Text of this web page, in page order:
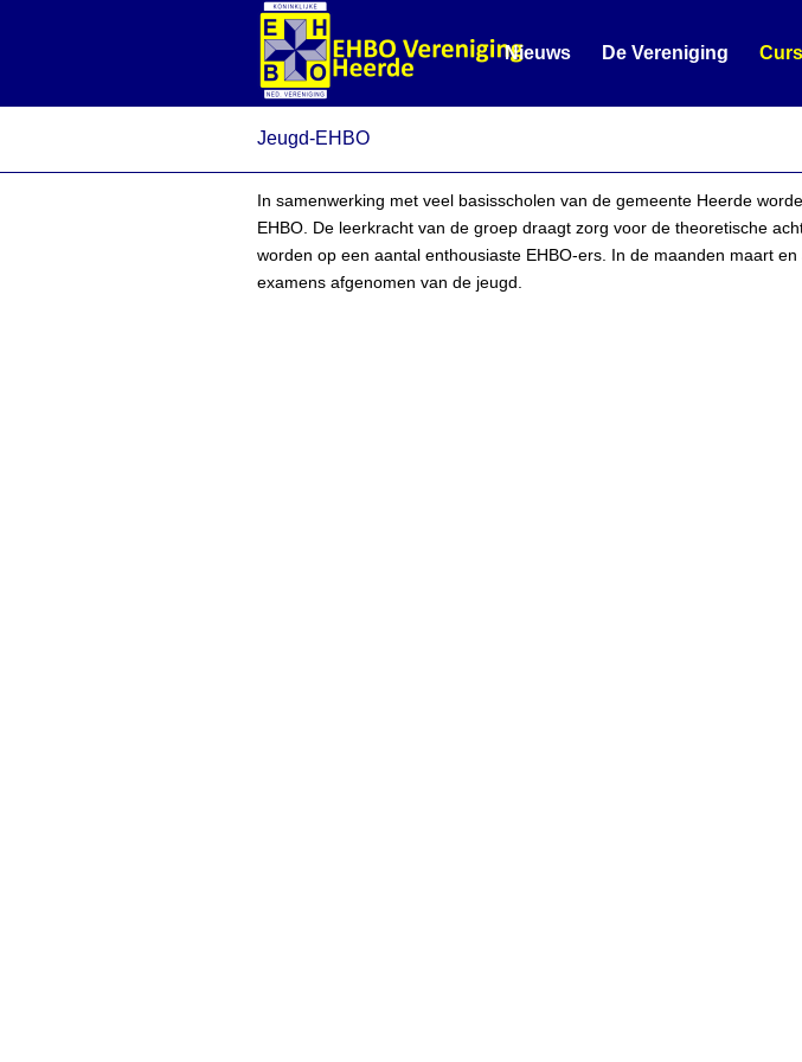
Nieuws De Vereniging
Jeugd-EHBO
In samenwerking met veel basisscholen van de gemeente Heerde
EHBO. De leerkracht van de groep draagt zorg voor de theoretische
worden op een aantal enthousiaste EHBO-ers. In de maanden maart
examens afgenomen van de jeugd.